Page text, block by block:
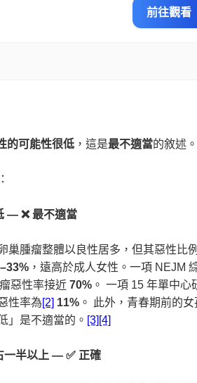
前往觀看
的可能性很低 ，這是最不適當的敘述。
— ❌ 最不適當
巢腫瘤整體以良性居多，但其惡性比例
，遠高於成人女性。一項 NEJM
惡性率接近 70% 。 一項 15 年單中
性率為[2] 11% 。 此外，青春期前的
」是不適當的。 [3] [4]
一半以上 — ✅ 正確